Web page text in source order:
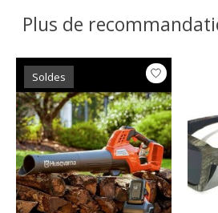
Plus de
Articles du carrousel de produits
Soldes